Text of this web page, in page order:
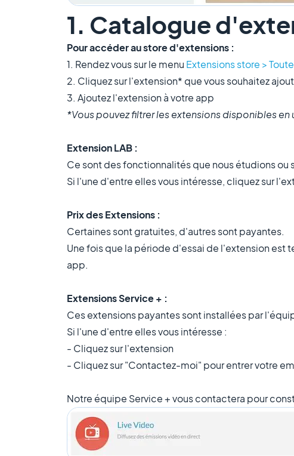
1. Catalogue
Pour accéder au store d'extensions :
1. Rendez vous sur le menu Extensions store >
2. Cliquez sur l'extension* que vous souhaitez
3. Ajoutez l'extension à votre app
*Vous pouvez filtrer les extensions disponibles
Extension LAB :
Ce sont des fonctionnalités que nous étudions ou
Si l'une d'entre elles vous intéresse, cliquez sur
Prix des Extensions :
Certaines sont gratuites, d'autres sont payantes.
Une fois que la période d'essai de l'extension est
app.
Extensions Service + :
Ces extensions payantes sont installées par
Si l'une d'entre elles vous intéresse :
- Cliquez sur l'extension
- Cliquez sur "Contactez-moi" pour entrer votre
Notre équipe Service + vous contactera pour